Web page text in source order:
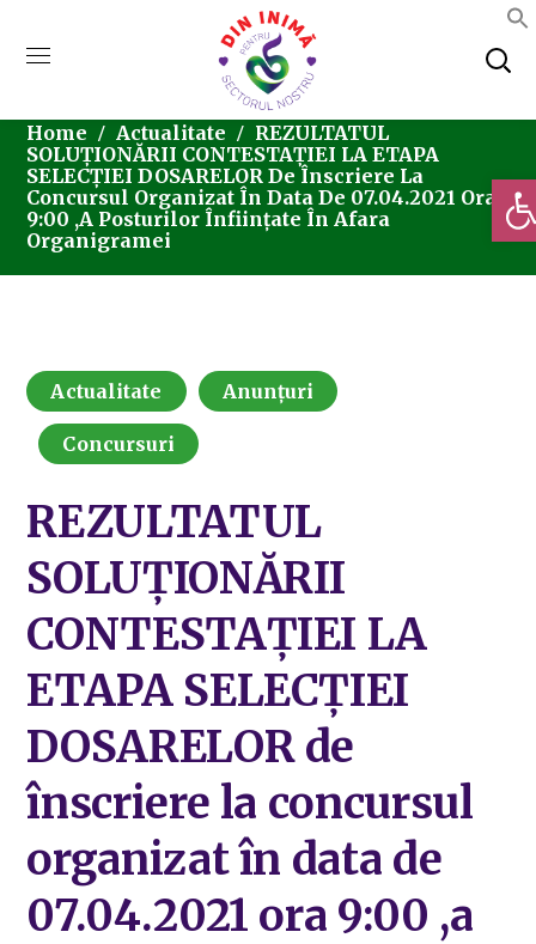
Home Actualitate
REZULTATUL
SOLUȚIONĂRII CONTESTAŢIEI LA ETAPA
SELECȚIEI DOSARELOR De Înscriere La
Concursul Organizat În Data De 07.04.2021 Ora
9:00 ,a Posturilor Înfiinţate În Afara
Organigramei
Actualitate Anunțuri
Concursuri
REZULTATUL
SOLUȚIONĂRII
CONTESTAŢIEI LA
ETAPA SELECȚIEI
DOSARELOR de
înscriere la concursul
organizat în data de
07.04.2021 ora 9:00 ,a